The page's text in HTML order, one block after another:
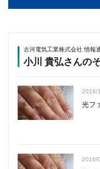
古河電気工業株式会社 情報
小川 貴弘さんの
2016/
光フ
2016/